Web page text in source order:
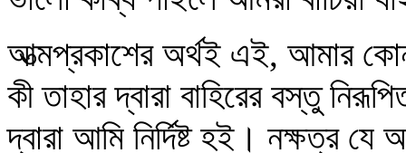
আত্মপ্রকাশের অর্থই এই, আমার
কী তাহার দ্বারা বাহিরের বস্তু
দ্বারা আমি নির্দিষ্ট হই। নক্ষত্র